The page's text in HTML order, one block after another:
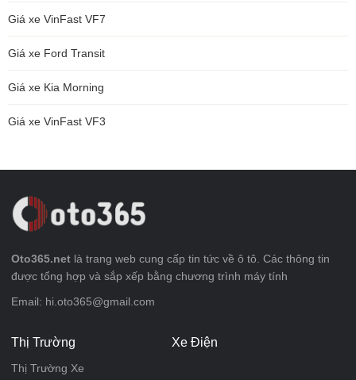
Giá xe VinFast VF7
Giá xe Ford Transit
Giá xe Kia Morning
Giá xe VinFast VF3
Oto365.net là trang web cung cấp tin tức về ô tô. Các thông tin
được tổng hợp và sắp xếp bằng chương trình máy tính
Email: hi.oto365@gmail.com
Thị Trường
Thị Trường Xe
Xe Điện